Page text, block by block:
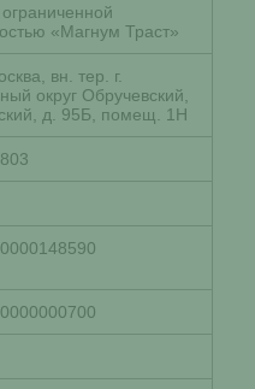
«Магнум Траст»
вн. тер. г.
округ Обручевский,
д. 95Б, помещ. 1Н